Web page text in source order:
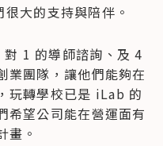
大的支持與陪伴。
1 的導師諮詢、及 4
業團隊，讓他們能夠在
玩轉學校已是 iLab 的
希望公司能在營運面有
畫。